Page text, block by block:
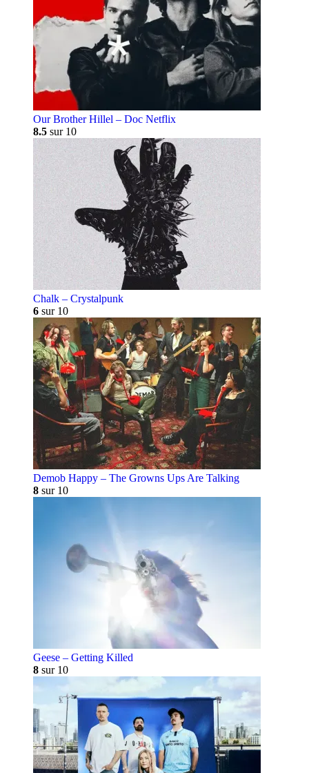
Our Brother Hillel – Doc Netflix
8.5 sur 10
Chalk – Crystalpunk
6 sur 10
Demob Happy – The Growns Ups Are Talking
8 sur 10
Geese – Getting Killed
8 sur 10